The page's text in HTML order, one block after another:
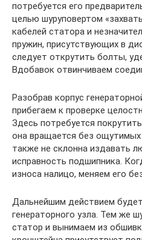
потребуется его
целью шуруповертом
кабелей статора и
пружин, присутствующих в
следует открутить болты,
Вдобавок отвинчиваем
Разобрав корпус
прибегаем к проверке
Здесь потребуется
она вращается без ощутимых
также не склонна издавать
исправность подшипника.
износа налицо, меняем его
Дальнейшим действием
генераторного узла. Тем же
статор и вынимаем из